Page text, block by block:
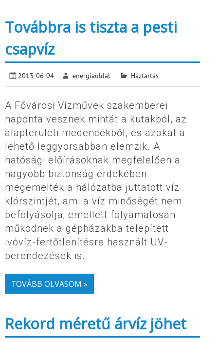
Továbbra is tiszta a pesti
csapvíz
2013-06-04 energiaoldal Háztartás
A Fővárosi Vízművek szakemberei
naponta vesznek mintát a kutakból, az
alapterületi medencékből, és azokat a
lehető leggyorsabban elemzik. A
hatósági előírásoknak megfelelően a
nagyobb biztonság érdekében
megemelték a hálózatba juttatott víz
klórszintjét, ami a víz minőségét nem
befolyásolja; emellett folyamatosan
működnek a gépházakba telepített
ivóvíz-fertőtlenítésre használt UV-
berendezések is.
TOVÁBB OLVASOM »
Rekord méretű árvíz jöhet